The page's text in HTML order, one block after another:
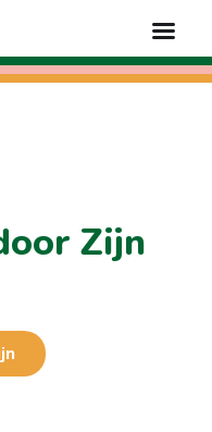
Zijn